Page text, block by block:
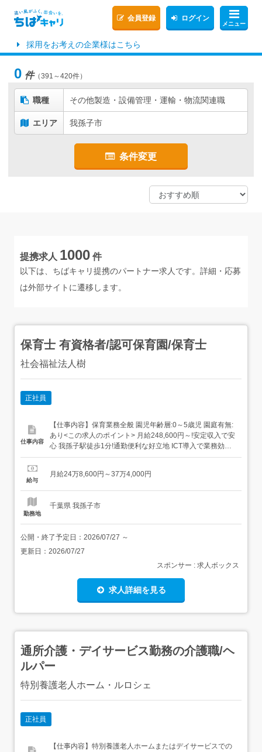
メニュー
会員登録 ログイン
採用をお考えの企業様はこちら
0 件（391～420件）
職種 その他製造・設備管理・運輸・物流関連職
エリア 我孫子市
条件変更
提携求人 1000 件
以下は、ちばキャリ提携のパートナー求人です。詳細・応募
は外部サイトに遷移します。
保育士 有資格者/認可保育園/保育士
社会福祉法人樹
正社員
仕事内容
【仕事内容】保育業務全般 園児年齢層:0～5歳児 園庭有無:
あり<この求人のポイント> 月給248,600円～!安定収入で安
心 我孫子駅徒歩1分!通勤便利な好立地 ICT導入で業務効率
化!残業少なめ 宿舎借上げ制度あり!新生活を応援 ー<子ど
のお子様たちが毎日を笑顔で過ごせるよう、一人ひとりの
給与
月給24万8,600円～37万4,000円
勤務地
千葉県 我孫子市
公開・終了予定日： 2026/07/27 ～
更新日： 2026/07/27
スポンサー : 求人ボックス
求人詳細を見る
通所介護・デイサービス勤務の介護職/ヘ
ルパー
特別養護老人ホーム・ルロシェ
正社員
【仕事内容】特別養護老人ホームまたはデイサービスでの